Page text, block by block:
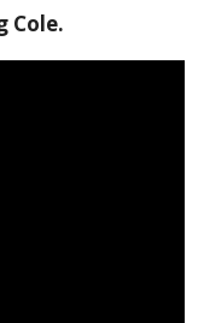
Cole.